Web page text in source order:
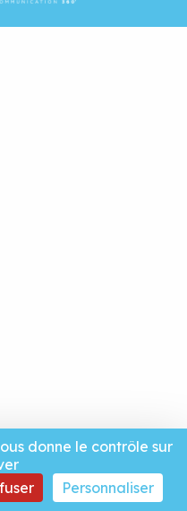
donne le contrôle sur
Personnaliser